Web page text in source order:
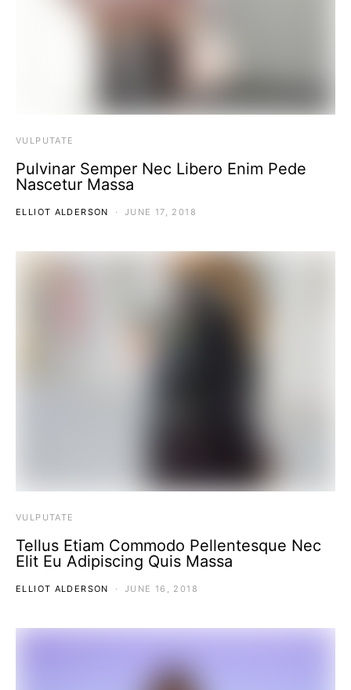
VULPUTATE
Pulvinar Semper Nec Libero Enim Pede
Nascetur Massa
ELLIOT ALDERSON JUNE 17, 2018
VULPUTATE
Tellus Etiam Commodo Pellentesque Nec
Elit Eu Adipiscing Quis Massa
ELLIOT ALDERSON JUNE 16, 2018